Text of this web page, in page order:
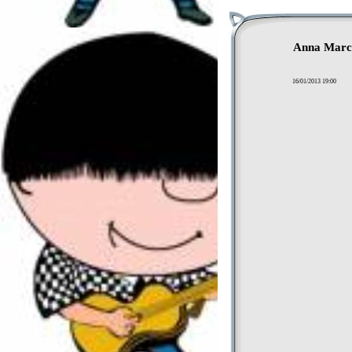
Anna
16/01/2013 19:00